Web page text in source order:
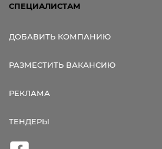
СПЕЦИАЛИСТАМ
ДОБАВИТЬ КОМПАНИЮ
РАЗМЕСТИТЬ ВАКАНСИЮ
РЕКЛАМА
ТЕНДЕРЫ